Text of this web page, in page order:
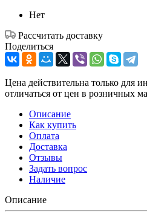
Нет
Рассчитать доставку
Поделиться
Цена действительна только для
отличаться от цен в розничных
Описание
Как купить
Оплата
Доставка
Отзывы
Задать вопрос
Наличие
Описание